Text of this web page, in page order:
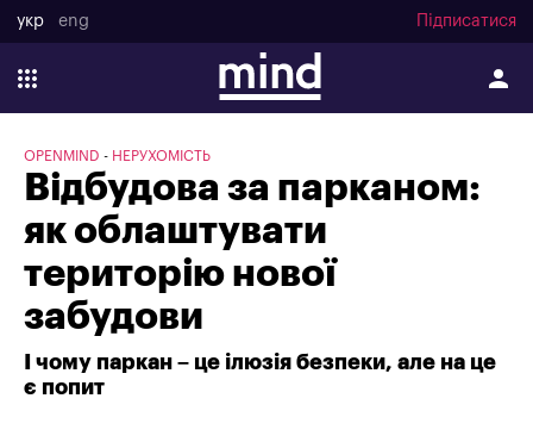
укр eng Підписатися
OPENMIND НЕРУХОМІСТЬ
Відбудова за парканом:
як облаштувати
територію нової
забудови
І чому паркан – це ілюзія безпеки, але на це
є попит